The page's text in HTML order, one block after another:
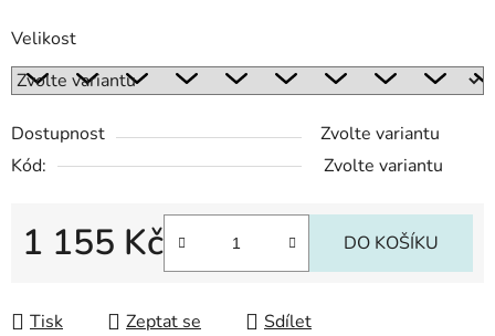
Velikost
Dostupnost
Zvolte variantu
Kód:
Zvolte variantu
1 155 Kč DO KOŠÍKU
Tisk Zeptat se Sdílet